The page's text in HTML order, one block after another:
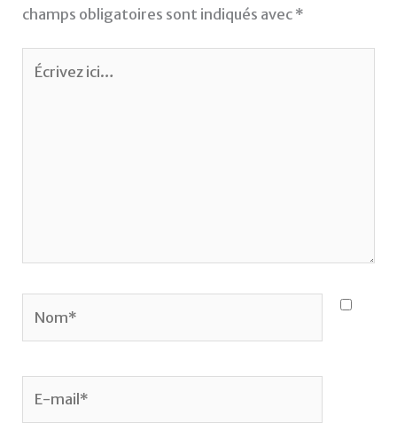
champs obligatoires sont indiqués avec *
Écrivez
ici…
mail*